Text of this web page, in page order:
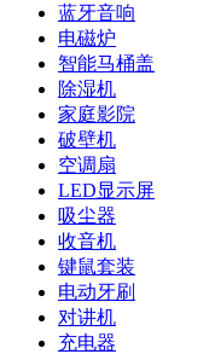
蓝牙音响
电磁炉
智能马桶盖
除湿机
家庭影院
破壁机
空调扇
LED显示屏
吸尘器
收音机
键鼠套装
电动牙刷
对讲机
充电器